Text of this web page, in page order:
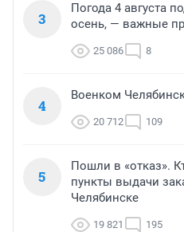
3
Погода 4 августа
осень, — важные
25 086 8
4
Военком
20 712 109
5
Пошли в «отказ».
пункты выдачи
Челябинске
19 821 195